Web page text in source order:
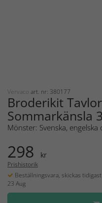
Vervaco art. nr: 380177
Broderikit Tavlor
Sommarkänsla
Mönster: Svenska, engelska
298 kr
Prishistorik
Beställningsvara, skickas tidigast
23 Aug